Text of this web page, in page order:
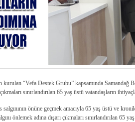
kurulan “Vefa Destek Grubu” kapsamında
sınırlandırılan 65 yaş üstü vatandaşların
önüne geçmek amacıyla 65 yaş üstü ve
önlemek adına dışarı çıkmaları sınırlandırılan 65